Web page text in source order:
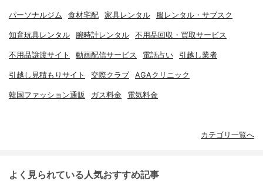
パーソナルジム 食材宅配 家具レンタル 服レンタル・サブスク
知育玩具レンタル 腕時計レンタル 不用品回収・買取サービス
不用品譲渡サイト 動画配信サービス 電話占い 引越し業者
引越し見積もりサイト 交際クラブ AGAクリニック
韓国ファッション通販 ガス料金 電気料金
カテゴリ一覧へ
よく見られている人気おすすめ記事